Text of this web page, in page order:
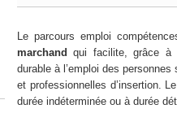
Le parcours emploi
marchandqui facilite, grâce à
durable à l’emploi des
et professionnelles d’insertion.
durée indéterminée ou à durée